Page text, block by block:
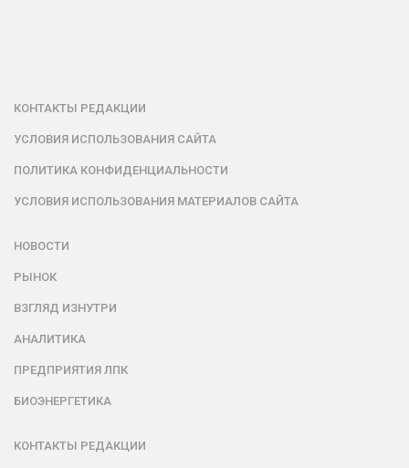
КОНТАКТЫ РЕДАКЦИИ
УСЛОВИЯ ИСПОЛЬЗОВАНИЯ САЙТА
ПОЛИТИКА КОНФИДЕНЦИАЛЬНОСТИ
УСЛОВИЯ ИСПОЛЬЗОВАНИЯ МАТЕРИАЛОВ САЙТА
НОВОСТИ
РЫНОК
ВЗГЛЯД ИЗНУТРИ
АНАЛИТИКА
ПРЕДПРИЯТИЯ ЛПК
БИОЭНЕРГЕТИКА
КОНТАКТЫ РЕДАКЦИИ